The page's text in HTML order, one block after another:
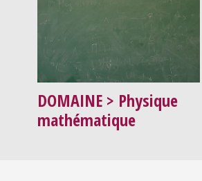
DOMAINE > Physique
mathématique